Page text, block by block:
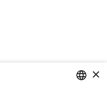
×